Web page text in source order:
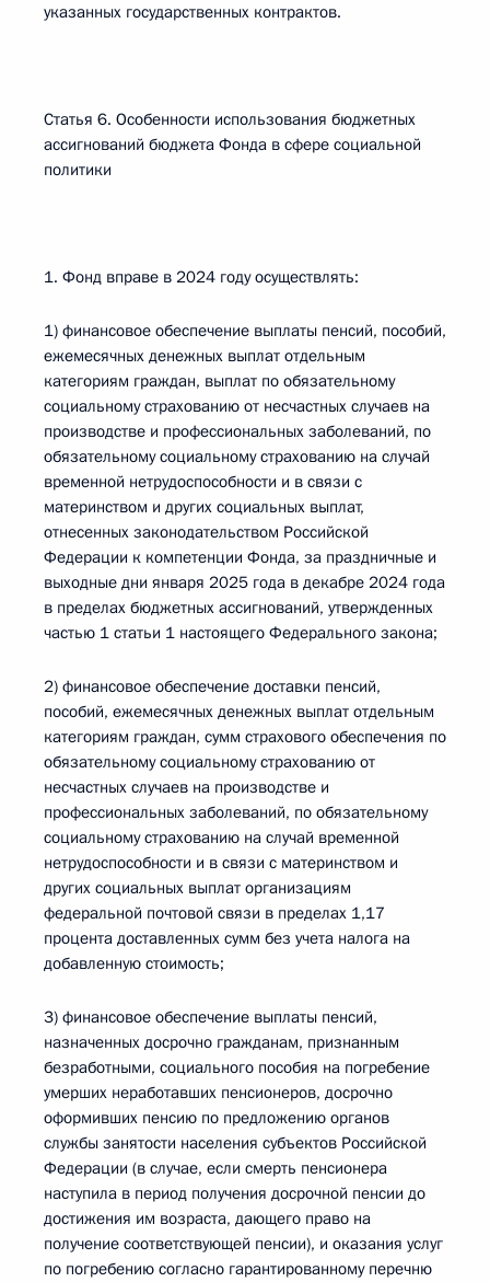
указанных государственных контрактов.
Статья 6. Особенности использования бюджетных
ассигнований бюджета Фонда в сфере социальной
политики
1. Фонд вправе в 2024 году осуществлять:
1) финансовое обеспечение выплаты пенсий, пособий,
ежемесячных денежных выплат отдельным
категориям граждан, выплат по обязательному
социальному страхованию от несчастных случаев на
производстве и профессиональных заболеваний, по
обязательному социальному страхованию на случай
временной нетрудоспособности и в связи с
материнством и других социальных выплат,
отнесенных законодательством Российской
Федерации к компетенции Фонда, за праздничные и
выходные дни января 2025 года в декабре 2024 года
в пределах бюджетных ассигнований, утвержденных
частью 1 статьи 1 настоящего Федерального закона;
2) финансовое обеспечение доставки пенсий,
пособий, ежемесячных денежных выплат отдельным
категориям граждан, сумм страхового обеспечения по
обязательному социальному страхованию от
несчастных случаев на производстве и
профессиональных заболеваний, по обязательному
социальному страхованию на случай временной
нетрудоспособности и в связи с материнством и
других социальных выплат организациям
федеральной почтовой связи в пределах 1,17
процента доставленных сумм без учета налога на
добавленную стоимость;
3) финансовое обеспечение выплаты пенсий,
назначенных досрочно гражданам, признанным
безработными, социального пособия на погребение
умерших неработавших пенсионеров, досрочно
оформивших пенсию по предложению органов
службы занятости населения субъектов Российской
Федерации (в случае, если смерть пенсионера
наступила в период получения досрочной пенсии до
достижения им возраста, дающего право на
получение соответствующей пенсии), и оказания услуг
по погребению согласно гарантированному перечню